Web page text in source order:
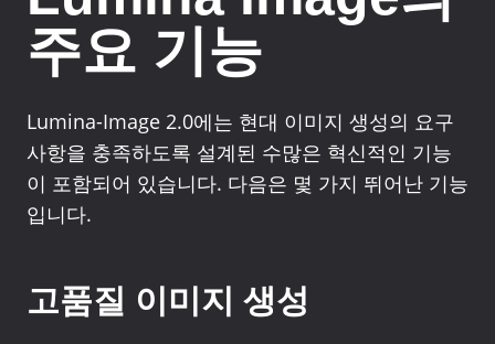
주요 기능
Lumina-Image 2.0에는 현대 이미지 생성의 요구
사항을 충족하도록 설계된 수많은 혁신적인 기능
이 포함되어 있습니다. 다음은 몇 가지 뛰어난 기능
입니다.
고품질 이미지 생성